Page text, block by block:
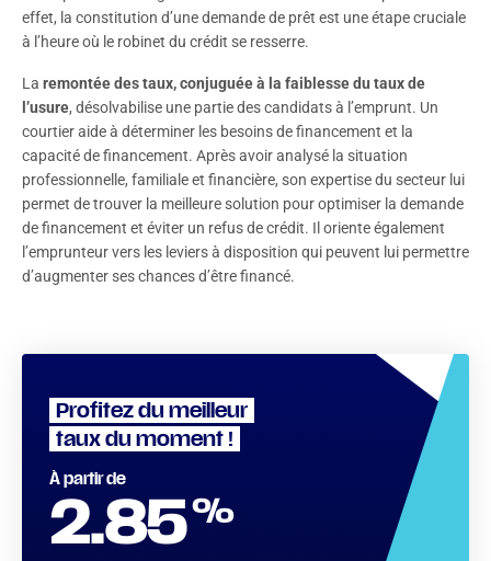
effet, la constitution d’une demande de prêt est une étape cruciale
à l’heure où le robinet du crédit se resserre.
La remontée des taux, conjuguée à la faiblesse du taux de
l’usure, désolvabilise une partie des candidats à l’emprunt. Un
courtier aide à déterminer les besoins de financement et la
capacité de financement. Après avoir analysé la situation
professionnelle, familiale et financière, son expertise du secteur lui
permet de trouver la meilleure solution pour optimiser la demande
de financement et éviter un refus de crédit. Il oriente également
l’emprunteur vers les leviers à disposition qui peuvent lui permettre
d’augmenter ses chances d’être financé.
Profitez du meilleur
taux du moment !
À partir de
2.85%